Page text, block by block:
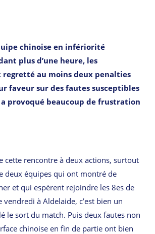
chinoise en infériorité
plus d’une heure, les
regretté au moins deux penalties
faveur sur des fautes susceptibles
a provoqué beaucoup de frustration
cette rencontre à deux actions, surtout
deux équipes qui ont montré de
et qui espèrent rejoindre les 8es de
à Aldelaide, c’est bien un
le sort du match. Puis deux fautes non
chinoise en fin de partie ont bien